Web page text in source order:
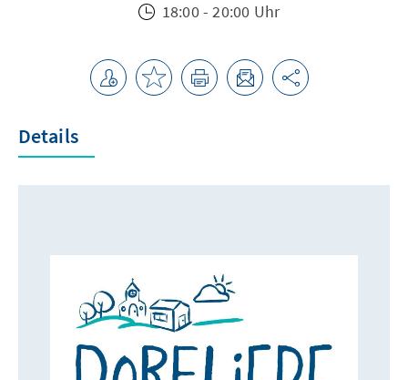
18:00 - 20:00 Uhr
Details